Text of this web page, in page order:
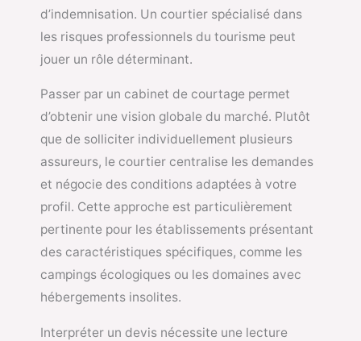
d’indemnisation. Un courtier spécialisé dans
les risques professionnels du tourisme peut
jouer un rôle déterminant.
Passer par un cabinet de courtage permet
d’obtenir une vision globale du marché. Plutôt
que de solliciter individuellement plusieurs
assureurs, le courtier centralise les demandes
et négocie des conditions adaptées à votre
profil. Cette approche est particulièrement
pertinente pour les établissements présentant
des caractéristiques spécifiques, comme les
campings écologiques ou les domaines avec
hébergements insolites.
Interpréter un devis nécessite une lecture